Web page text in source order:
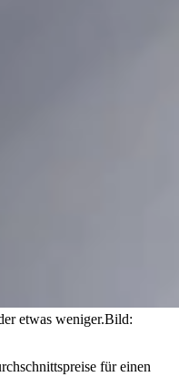
etwas weniger.Bild:
für einen